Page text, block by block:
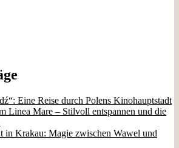
Eine Reise durch Polens Kinohauptstadt
Linea Mare – Stilvoll entspannen und die
in Krakau: Magie zwischen Wawel und